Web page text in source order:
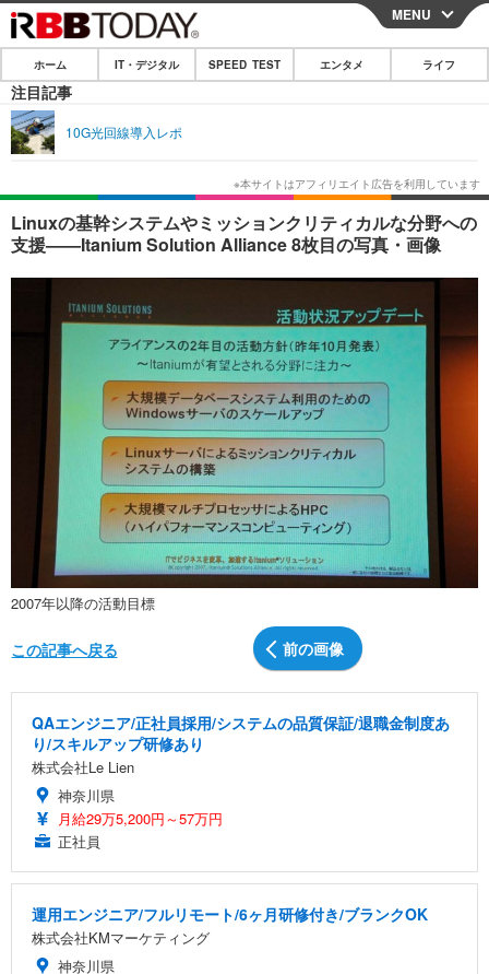
CLOSE
ホーム
IT・デジタル
ネタ ガジェット・ツール
ショッピング その他
エンタメ
エンタメTOP 映画・ドラマ
韓流・K-POP
音楽 スポーツ
グラビア ブログ
ショッピング その他
ライフ
ライフTOP グルメ
ペット ショッピング
その他
リリース一覧
プッシュ通知の停止方法
MENU
ホーム IT・デジタル SPEED TEST エンタメ ライフ
注目記事
10G光回線導入レポ
Linuxの基幹システムやミッションクリティカルな分野への
支援——Itanium Solution Alliance 8枚目の写真・画像
2007年以降の活動目標
前の画像
この記事へ戻る
QAエンジニア/正社員採用/システムの品質保証/退職金制度あ
り/スキルアップ研修あり
株式会社Le Lien
神奈川県
月給29万5,200円～57万円
正社員
運用エンジニア/フルリモート/6ヶ月研修付き/ブランクOK
株式会社KMマーケティング
神奈川県